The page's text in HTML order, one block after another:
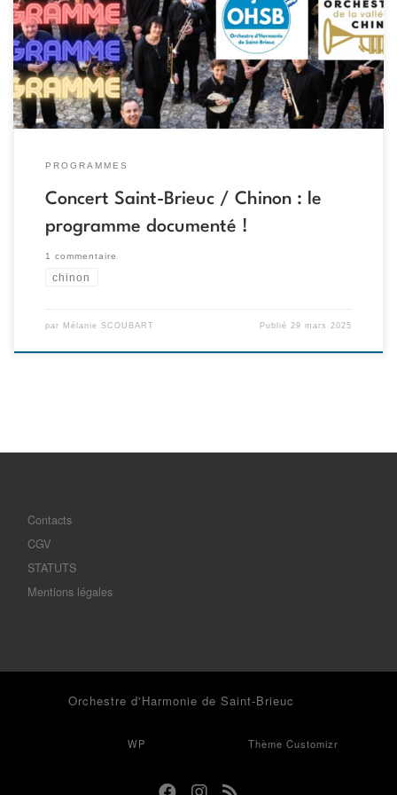
une bonne écoute ! Cette page restera en ligne après le concert :
vous pourrez prendre plaisir à réécouter les œuvres avec des
versions différentes, choisies sur Youtube.
[…]
PROGRAMMES
Concert Saint-Brieuc / Chinon : le
programme documenté !
1 commentaire
chinon
par Mélanie SCOUBART Publié29 mars 2025
Contacts
CGV
STATUTS
Mentions légales
Orchestre d'Harmonie de Saint-Brieuc
WP Thème Customizr